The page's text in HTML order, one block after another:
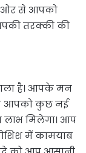
ओर से आपको
तरक्की की
है। आपके मन
आपको कुछ नई
लाभ मिलेगा। आप
में कामयाब